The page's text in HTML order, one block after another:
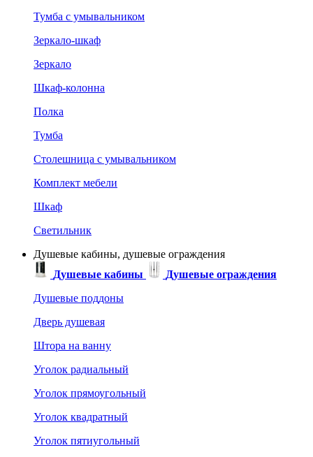
Тумба с умывальником
Зеркало-шкаф
Зеркало
Шкаф-колонна
Полка
Тумба
Столешница с умывальником
Комплект мебели
Шкаф
Светильник
Душевые кабины, душевые ограждения
Душевые кабины
Душевые ограждения
Душевые поддоны
Дверь душевая
Штора на ванну
Уголок радиальный
Уголок прямоугольный
Уголок квадратный
Уголок пятиугольный